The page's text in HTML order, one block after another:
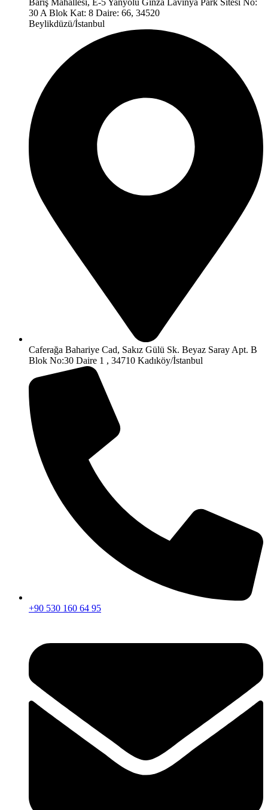
Barış Mahallesi, E-5 Yanyolu Ginza Lavinya Park Sitesi No:
30 A Blok Kat: 8 Daire: 66, 34520
Beylikdüzü/İstanbul
Caferağa Bahariye Cad, Sakız Gülü Sk. Beyaz Saray Apt. B
Blok No:30 Daire 1 , 34710 Kadıköy/İstanbul
+90 530 160 64 95‬